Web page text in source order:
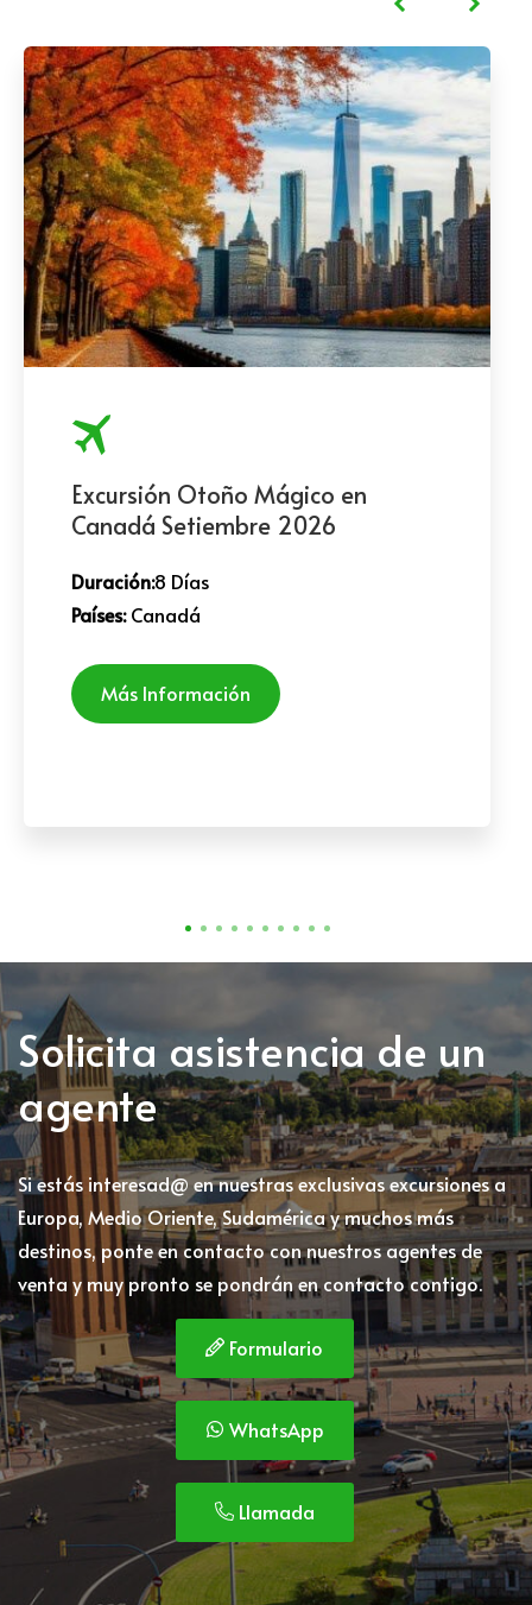
Excursión Otoño Mágico en
Canadá Setiembre 2026
Duración:8 Días
Países:Canadá
Más Información
Solicita asistencia de un
agente
Si estás interesad@ en nuestras exclusivas excursiones a
Europa, Medio Oriente, Sudamérica y muchos más
destinos, ponte en contacto con nuestros agentes de
venta y muy pronto se pondrán en contacto contigo.
Formulario
WhatsApp
Llamada